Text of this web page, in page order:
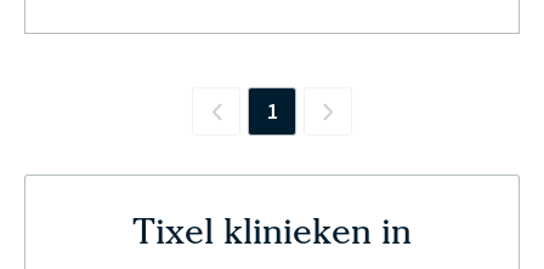
Previous
1 Next
Tixel klinieken in